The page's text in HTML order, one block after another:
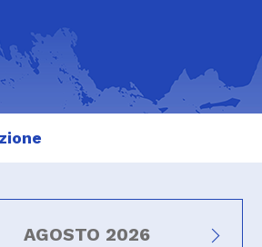
AGOSTO 2026